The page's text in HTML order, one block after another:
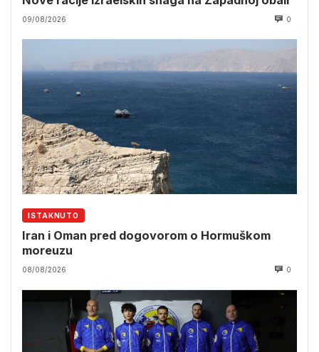
09/08/2026 0
ISTAKNUTO
Iran i Oman pred dogovorom o Hormuškom
moreuzu
08/08/2026 0